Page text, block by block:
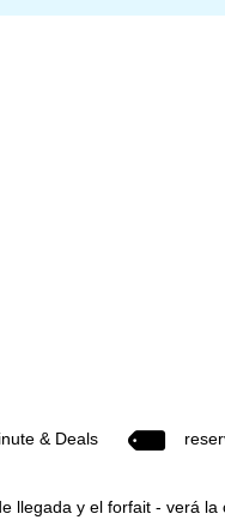
& Deals
llegada y el forfait - verá